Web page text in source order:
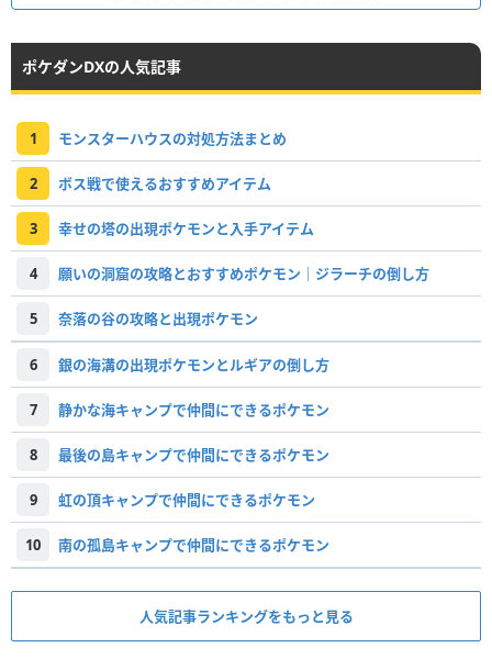
ポケダンDXの人気記事
1 モンスターハウスの対処方法まとめ
2 ボス戦で使えるおすすめアイテム
3 幸せの塔の出現ポケモンと入手アイテム
4 願いの洞窟の攻略とおすすめポケモン｜ジラーチの倒し方
5 奈落の谷の攻略と出現ポケモン
6 銀の海溝の出現ポケモンとルギアの倒し方
7 静かな海キャンプで仲間にできるポケモン
8 最後の島キャンプで仲間にできるポケモン
9 虹の頂キャンプで仲間にできるポケモン
10 南の孤島キャンプで仲間にできるポケモン
人気記事ランキングをもっと見る